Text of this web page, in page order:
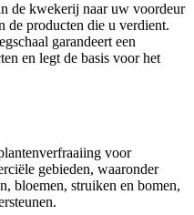
de kwekerij naar uw voordeur
de producten die u verdient.
garandeert een
en legt de basis voor het
voor
gebieden, waaronder
bloemen, struiken en bomen,